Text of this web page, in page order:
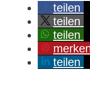
teilen
teilen
teilen
teilen